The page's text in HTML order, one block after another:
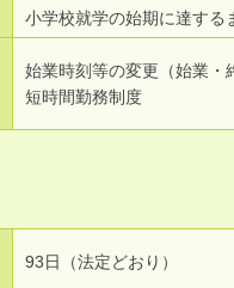
小学校就学の始期に達する
始業時刻等の変更（始業・
短時間勤務制度
93日（法定どおり）